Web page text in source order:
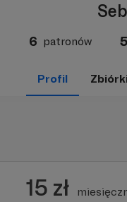
6 patronów
Profil
15 zł